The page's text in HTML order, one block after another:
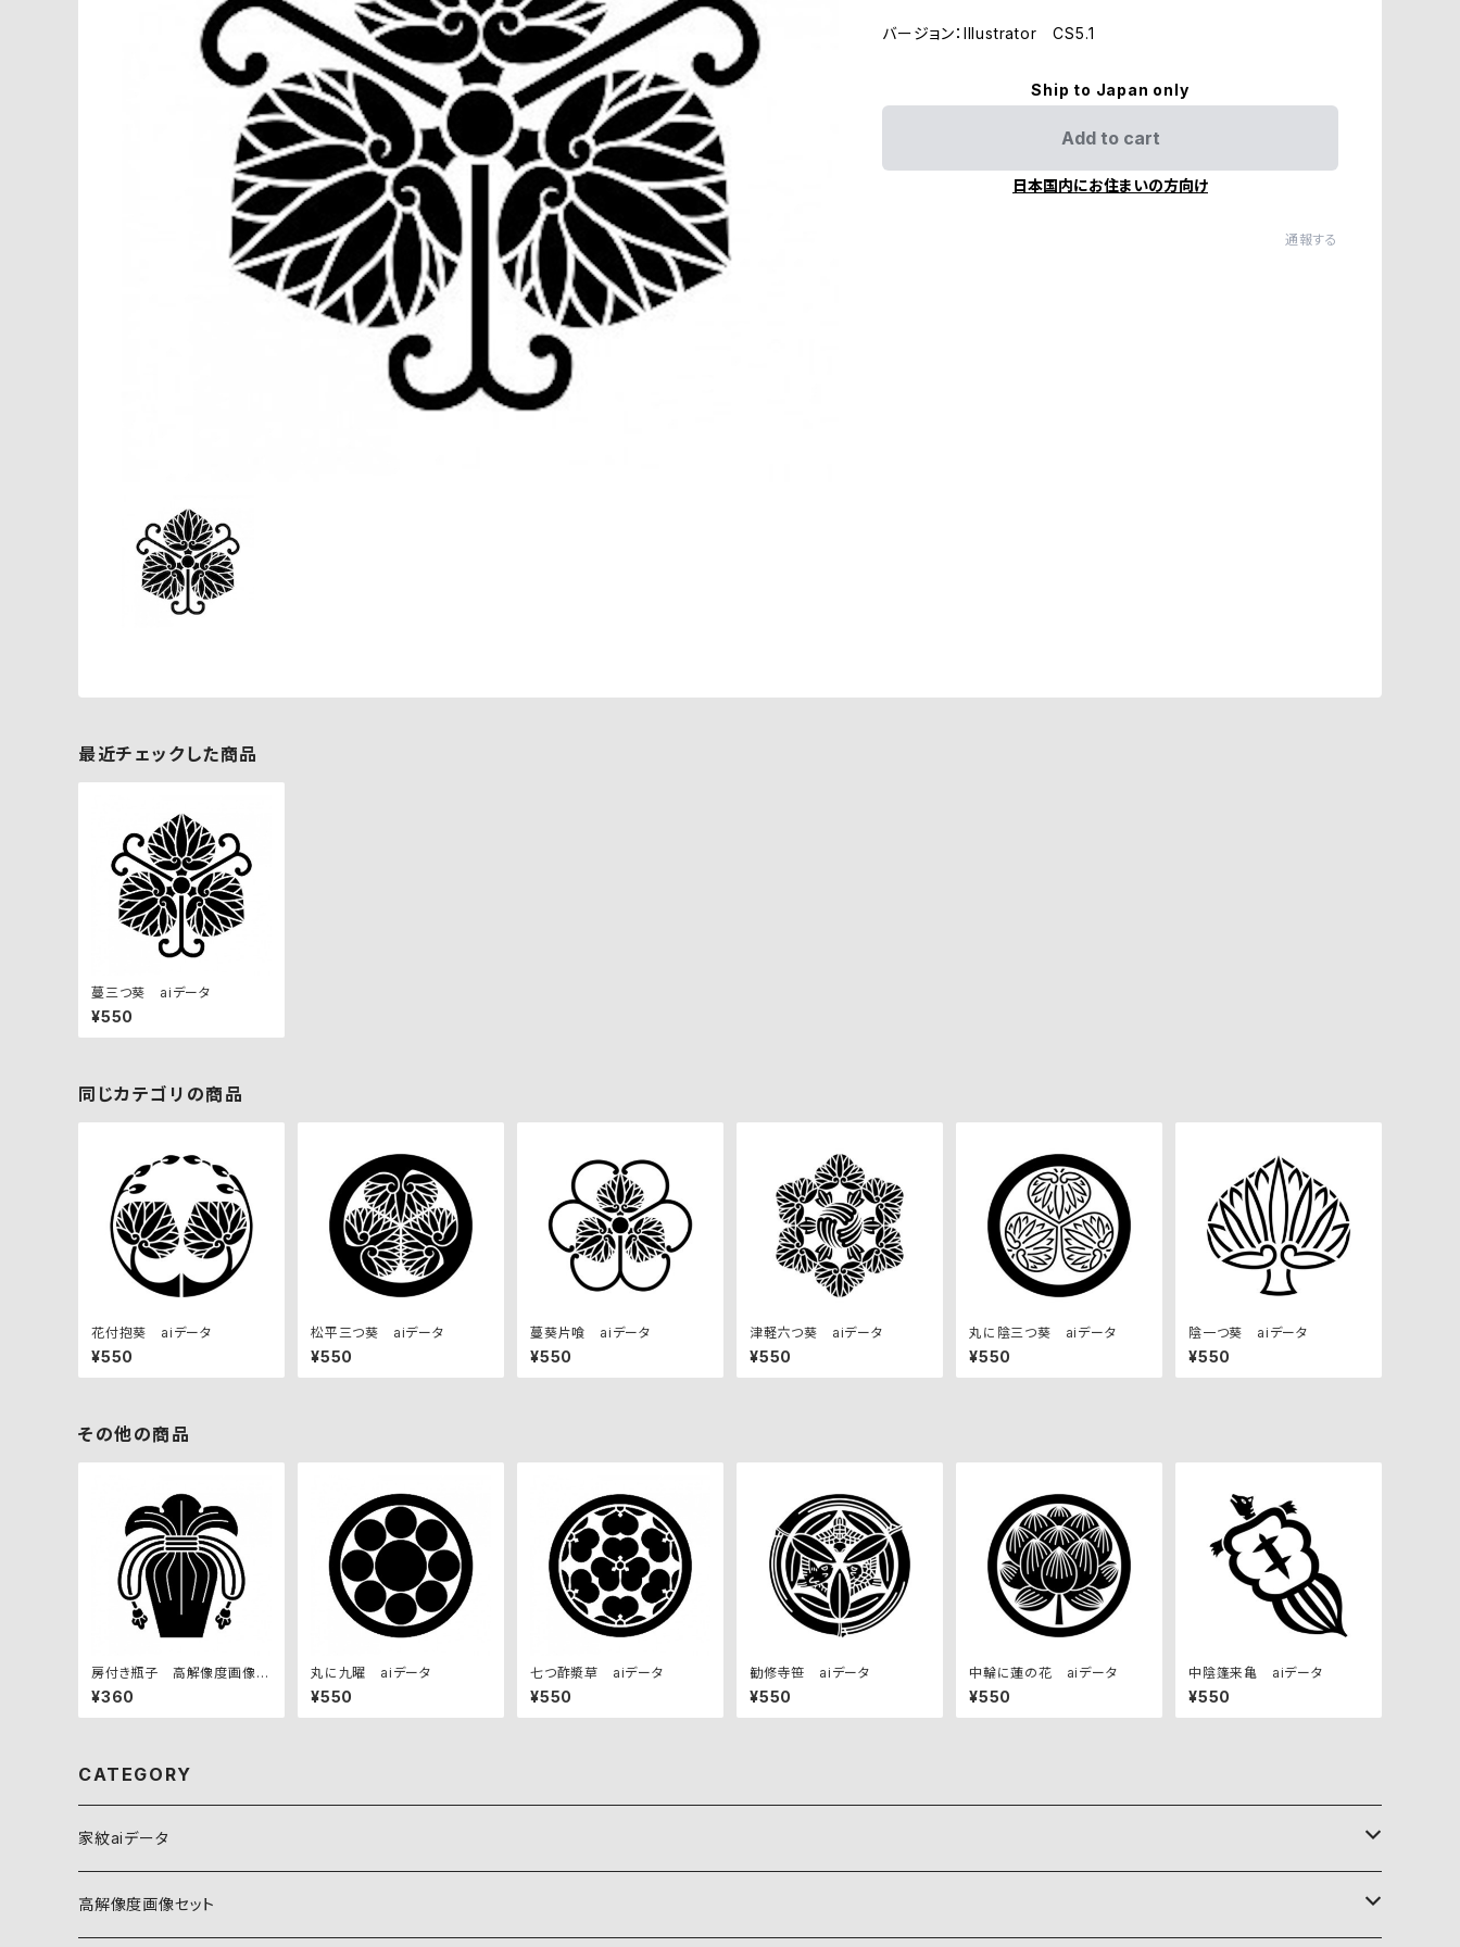
バージョン：Illustrator CS5.1
Ship to Japan only
Add to cart
日本国内にお住まいの方向け
通報する
最近チェックした商品
蔓三つ葵 aiデータ
¥550
同じカテゴリの商品
花付抱葵 aiデータ
¥550
松平三つ葵 aiデータ
¥550
蔓葵片喰 aiデータ
¥550
津軽六つ葵 aiデータ
¥550
丸に陰三つ葵 aiデータ
¥550
陰一つ葵 aiデータ
¥550
その他の商品
房付き瓶子 高解像度画像セ
ット
¥360
丸に九曜 aiデータ
¥550
七つ酢漿草 aiデータ
¥550
勧修寺笹 aiデータ
¥550
中輪に蓮の花 aiデータ
¥550
中陰篷来亀 aiデータ
¥550
CATEGORY
家紋aiデータ
自然紋
高解像度画像セット